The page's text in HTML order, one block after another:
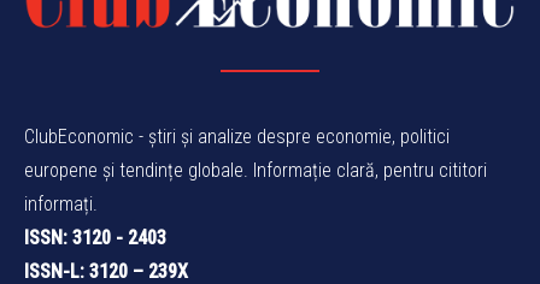
ClubEconomic - știri și analize despre economie, politici
europene și tendințe globale. Informație clară, pentru cititori
informați.
ISSN: 3120 - 2403
ISSN-L: 3120 – 239X